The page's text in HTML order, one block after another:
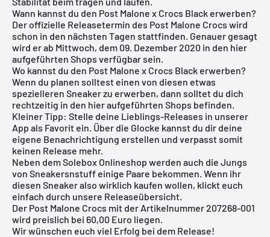
Wann kannst du den Post Malone x Crocs Black erwerben?
Der offizielle Releasetermin des Post Malone Crocs wird
schon in den nächsten Tagen stattfinden. Genauer gesagt
wird er ab Mittwoch, dem 09. Dezember 2020 in den hier
aufgeführten Shops verfügbar sein.
Wo kannst du den Post Malone x Crocs Black erwerben?
Wenn du planen solltest einen von diesen etwas
spezielleren Sneaker zu erwerben, dann solltet du dich
rechtzeitig in den hier aufgeführten Shops befinden.
Kleiner Tipp: Stelle deine Lieblings-Releases in unserer
App als Favorit ein. Über die Glocke kannst du dir deine
eigene Benachrichtigung erstellen und verpasst somit
keinen Release mehr.
Neben demSolebox Onlineshop werden auch die Jungs
von Sneakersnstuff einige Paare bekommen. Wenn ihr
diesen Sneaker also wirklich kaufen wollen, klickt euch
einfach durch unsere Releaseübersicht.
Der Post Malone Crocs mit der Artikelnummer 207268-001
wird preislich bei 60,00 Euro liegen.
Wir wünschen euch viel Erfolg bei dem Release!